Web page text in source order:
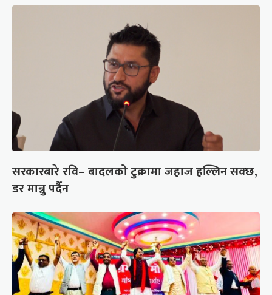
सरकारबारे रवि– बादलको टुक्रामा जहाज हल्लिन सक्छ,
डर मान्नु पर्दैन